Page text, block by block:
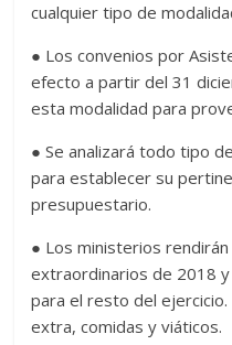
cualquier tipo de
● Los convenios por
efecto a partir del 31
esta modalidad para
● Se analizará todo tipo
para establecer su
presupuestario.
● Los ministerios
extraordinarios de 2018
para el resto del
extra, comidas y viáticos.